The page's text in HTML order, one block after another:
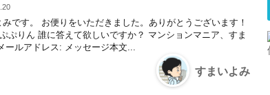
みです。 お便りをいただきました。ありがとうございます！
ぷりん 誰に答えて欲しいですか？ マンションマニア、すま
ールアドレス: メッセージ本文...
すまいよみ